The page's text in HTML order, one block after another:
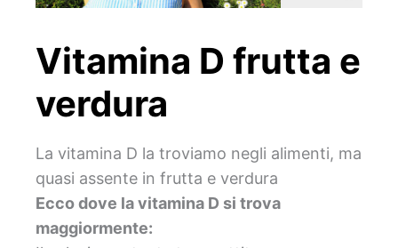
Vitamina D frutta e
verdura
La vitamina D la troviamo negli alimenti, ma
quasi assente in frutta e verdura
Ecco dove la vitamina D si trova
maggiormente: